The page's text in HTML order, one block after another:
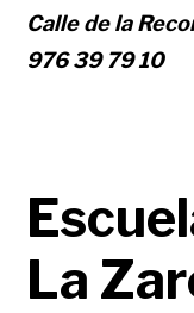
Calle de la
976 39 79 10
La